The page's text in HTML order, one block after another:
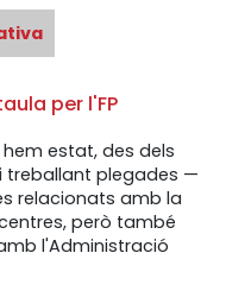
per l'FP
estat, des dels
treballant plegades —
relacionats amb la
però també
l'Administració